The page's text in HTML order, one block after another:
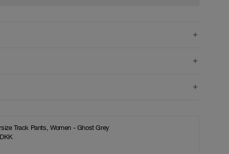
Track Pants, Women - Ghost Grey